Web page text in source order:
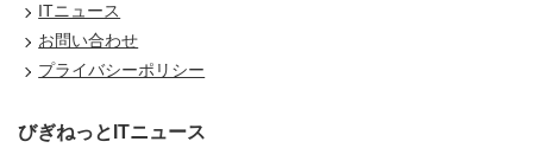
ITニュース
お問い合わせ
プライバシーポリシー
びぎねっとITニュース